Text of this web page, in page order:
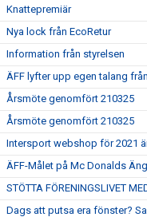
Knattepremiär
Nya lock från EcoRetur
Information från styrelsen
ÄFF lyfter upp egen talang
Årsmöte genomfört 210325
Årsmöte genomfört 210325
Intersport webshop för 2021
ÄFF-Målet på Mc Donalds
STÖTTA FÖRENINGSLIVET
Dags att putsa era fönster?